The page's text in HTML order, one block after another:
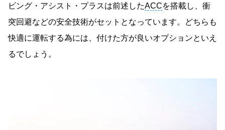
ビング・アシスト・プラスは前述したACCを搭載し、衝
突回避などの安全技術がセットとなっています。どちらも
快適に運転する為には、付けた方が良いオプションといえ
るでしょう。